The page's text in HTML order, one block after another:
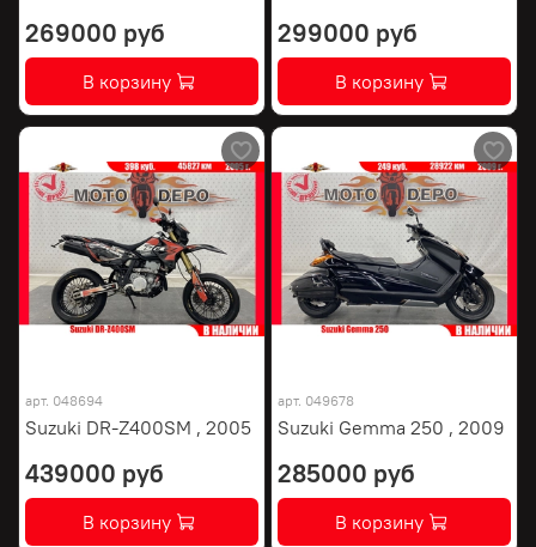
269000 руб
В корзину
299000 руб
В корзину
арт. 048694
Suzuki DR-Z400SM , 2005
439000 руб
В корзину
арт. 049678
Suzuki Gemma 250 , 2009
285000 руб
В корзину